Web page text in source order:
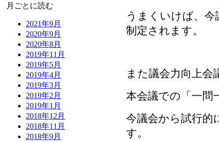
月ごとに読む
2021年9月
2020年9月
2020年8月
2019年11月
2019年5月
2019年4月
2019年3月
2019年2月
2019年1月
2018年12月
2018年11月
2018年9月
うまくいけば、
制定されます。
また議会力向上
本会議での「一問
今議会から試行
す。